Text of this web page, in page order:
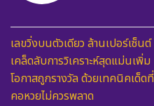
เลขวิ่งบนตัวเดียว ล้านเปอร์เซ็นต์
เคล็ดลับการวิเคราะห์สุดแม่นเพิ่ม
โอกาสถูกรางวัล ด้วยเทคนิคเด็ดที่
คอหวยไม่ควรพลาด